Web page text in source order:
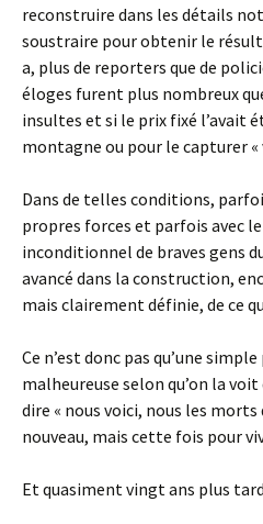
reconstruire dans les détails
soustraire pour obtenir le
a, plus de reporters que de
éloges furent plus nombreux
insultes et si le prix fixé l’avait
montagne ou pour le capturer
Dans de telles conditions,
propres forces et parfois avec
inconditionnel de braves gens
avancé dans la construction,
mais clairement définie, de ce
Ce n’est donc pas qu’une
malheureuse selon qu’on la voit
dire « nous voici, nous les
nouveau, mais cette fois pour
Et quasiment vingt ans plus